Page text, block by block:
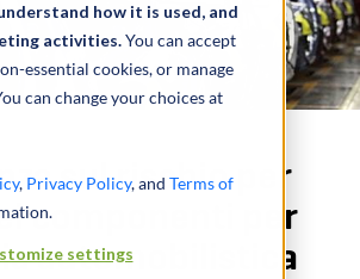
how it is used, and
activities.You can accept
essential cookies, or manage
can change your choices at
, Privacy Policy, and Terms of
settings
sul rischio per
componenti per
automobilistica